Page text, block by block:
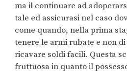
ma il continuare ad
tale ed assicurasi nel caso
come quando, nella prima
tenere le armi rubate e non
ricavare soldi facili. Questa
fruttuosa in quanto il